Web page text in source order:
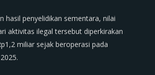
hasil penyelidikan sementara, nilai
aktivitas ilegal tersebut diperkirakan
miliar sejak beroperasi pada